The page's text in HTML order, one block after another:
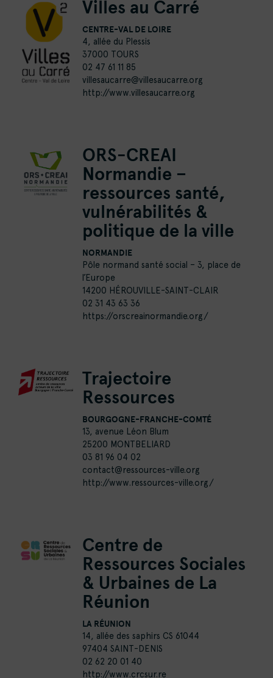
Villes au Carré
CENTRE-VAL DE LOIRE
4, allée du Plessis
37000 TOURS
02 47 61 11 85
villesaucarre@villesaucarre.org
http://www.villesaucarre.org
ORS-CREAI
Normandie –
ressources santé,
vulnérabilités &
politique de la ville
NORMANDIE
Pôle normand santé social – 3, place de
l’Europe
14200 HÉROUVILLE-SAINT-CLAIR
02 31 43 63 36
https://orscreainormandie.org/
Trajectoire
Ressources
BOURGOGNE-FRANCHE-COMTÉ
13, avenue Léon Blum
25200 MONTBELIARD
03 81 96 04 02
contact@ressources-ville.org
http://www.ressources-ville.org/
Centre de
Ressources Sociales
& Urbaines de La
Réunion
LA RÉUNION
14, allée des saphirs CS 61044
97404 SAINT-DENIS
02 62 20 01 40
http://www.crcsur.re